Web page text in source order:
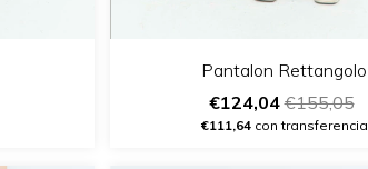
Pantalon Rettangolo
€124,04€155,05
€111,64con transferencia